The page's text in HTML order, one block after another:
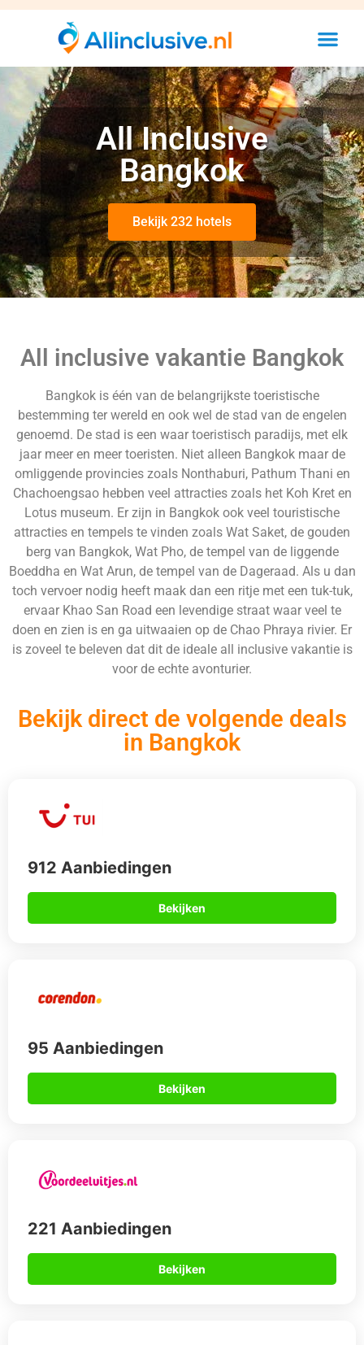
All Inclusive
Bangkok
Bekijk 232 hotels
All inclusive vakantie Bangkok
Bangkok is één van de belangrijkste toeristische
bestemming ter wereld en ook wel de stad van de engelen
genoemd. De stad is een waar toeristisch paradijs, met elk
jaar meer en meer toeristen. Niet alleen Bangkok maar de
omliggende provincies zoals Nonthaburi, Pathum Thani en
Chachoengsao hebben veel attracties zoals het Koh Kret en
Lotus museum. Er zijn in Bangkok ook veel touristische
attracties en tempels te vinden zoals Wat Saket, de gouden
berg van Bangkok, Wat Pho, de tempel van de liggende
Boeddha en Wat Arun, de tempel van de Dageraad. Als u dan
toch vervoer nodig heeft maak dan een ritje met een tuk-tuk,
ervaar Khao San Road een levendige straat waar veel te
doen en zien is en ga uitwaaien op de Chao Phraya rivier. Er
is zoveel te beleven dat dit de ideale all inclusive vakantie is
voor de echte avonturier.
Bekijk direct de volgende deals
in Bangkok
912 Aanbiedingen
Bekijken
95 Aanbiedingen
Bekijken
221 Aanbiedingen
Bekijken